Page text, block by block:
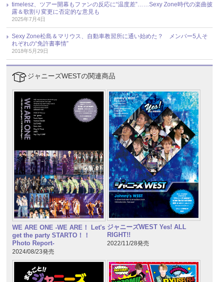
timelesz、ツアー開幕もファンの反応に“温度差”……Sexy Zone時代の楽曲披
露＆歌割り変更に否定的な意見も
2025年7月4日
Sexy Zone松島＆マリウス、自動車教習所に通い始めた？ メンバー5人そ
れぞれの“免許書事情”
2018年5月29日
ジャニーズWESTの関連商品
WE ARE ONE -WE ARE！ Let's
get the party STARTO！！
Photo Report-
2024/08/23発売
ジャニーズWEST Yes! ALL
RIGHT!!
2022/11/28発売